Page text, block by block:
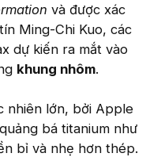
và được xác
Ming-Chi Kuo, các
dự kiến ra mắt vào
khung nhôm.
nhiên lớn, bởi Apple
bá titanium như
bỉ và nhẹ hơn thép.